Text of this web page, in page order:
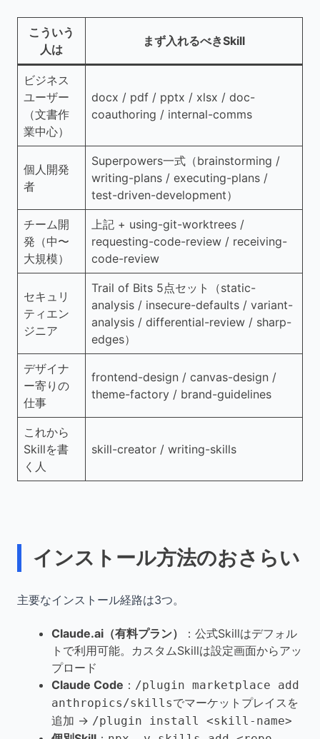
こういう
人は
まず入れるべきSkill
ビジネス
ユーザー
（文書作
業中心）
docx / pdf / pptx / xlsx / doc-
coauthoring / internal-comms
個人開発
者
Superpowers一式（brainstorming /
writing-plans / executing-plans /
test-driven-development）
チーム開
発（中〜
大規模）
上記 + using-git-worktrees /
requesting-code-review / receiving-
code-review
セキュリ
ティエン
ジニア
Trail of Bits 5点セット（static-
analysis / insecure-defaults / variant-
analysis / differential-review / sharp-
edges）
デザイナ
ー寄りの
仕事
frontend-design / canvas-design /
theme-factory / brand-guidelines
これから
Skillを書
く人
skill-creator / writing-skills
インストール方法のおさらい
主要なインストール経路は3つ。
Claude.ai（有料プラン）
：公式Skillはデフォル
トで利用可能。カスタムSkillは設定画面からアッ
プロード
Claude Code ： /plugin marketplace add
anthropics/skillsでマーケットプレイスを
追加 → /plugin install <skill-name>